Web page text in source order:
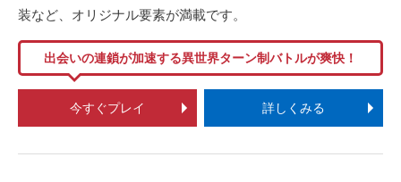
装など、オリジナル要素が満載です。
出会いの連鎖が加速する異世界ターン制バトルが爽快！
今すぐプレイ 詳しくみる